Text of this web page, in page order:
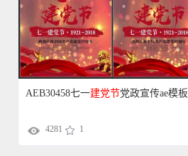
AEB30458七一建党节党政宣传ae模板
4281 1